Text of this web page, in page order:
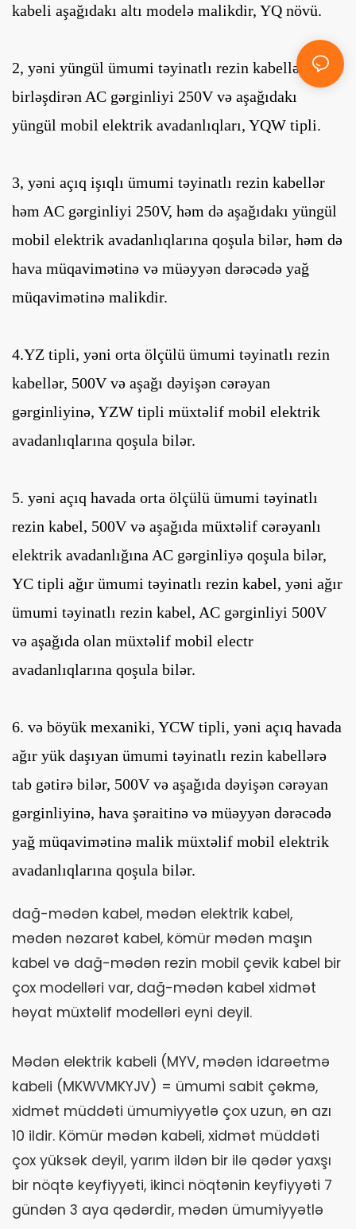
kabeli aşağıdakı altı modelə malikdir, YQ növü.
2, yəni yüngül ümumi təyinatlı rezin kabellər,
birləşdirən AC gərginliyi 250V və aşağıdakı
yüngül mobil elektrik avadanlıqları, YQW tipli.
3, yəni açıq işıqlı ümumi təyinatlı rezin kabellər
həm AC gərginliyi 250V, həm də aşağıdakı yüngül
mobil elektrik avadanlıqlarına qoşula bilər, həm də
hava müqavimətinə və müəyyən dərəcədə yağ
müqavimətinə malikdir.
4.YZ tipli, yəni orta ölçülü ümumi təyinatlı rezin
kabellər, 500V və aşağı dəyişən cərəyan
gərginliyinə, YZW tipli müxtəlif mobil elektrik
avadanlıqlarına qoşula bilər.
5. yəni açıq havada orta ölçülü ümumi təyinatlı
rezin kabel, 500V və aşağıda müxtəlif cərəyanlı
elektrik avadanlığına AC gərginliyə qoşula bilər,
YC tipli ağır ümumi təyinatlı rezin kabel, yəni ağır
ümumi təyinatlı rezin kabel, AC gərginliyi 500V
və aşağıda olan müxtəlif mobil electr
avadanlıqlarına qoşula bilər.
6. və böyük mexaniki, YCW tipli, yəni açıq havada
ağır yük daşıyan ümumi təyinatlı rezin kabellərə
tab gətirə bilər, 500V və aşağıda dəyişən cərəyan
gərginliyinə, hava şəraitinə və müəyyən dərəcədə
yağ müqavimətinə malik müxtəlif mobil elektrik
avadanlıqlarına qoşula bilər.
dağ-mədən kabel, mədən elektrik kabel,
mədən nəzarət kabel, kömür mədən maşın
kabel və dağ-mədən rezin mobil çevik kabel bir
çox modelləri var, dağ-mədən kabel xidmət
həyat müxtəlif modelləri eyni deyil.
Mədən elektrik kabeli (MYV, mədən idarəetmə
kabeli (MKWVMKYJV) = ümumi sabit çəkmə,
xidmət müddəti ümumiyyətlə çox uzun, ən azı
10 ildir. Kömür mədən kabeli, xidmət müddəti
çox yüksək deyil, yarım ildən bir ilə qədər yaxşı
bir nöqtə keyfiyyəti, ikinci nöqtənin keyfiyyəti 7
gündən 3 aya qədərdir, mədən ümumiyyətlə